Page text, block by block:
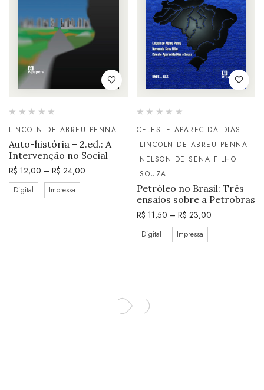
LINCOLN DE ABREU PENNA
Auto-história – 2.ed.: A
Intervenção no Social
R$ 12,00 – R$ 24,00
Digital Impressa
CELESTE APARECIDA DIAS
LINCOLN DE ABREU PENNA
NELSON DE SENA FILHO
SOUZA
Petróleo no Brasil: Três
ensaios sobre a Petrobras
R$ 11,50 – R$ 23,00
Digital Impressa